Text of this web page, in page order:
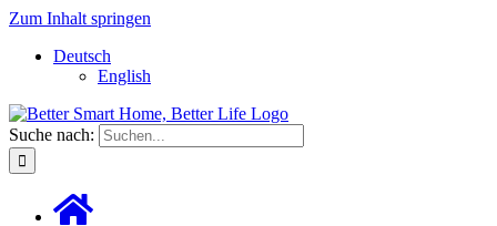
Zum Inhalt springen
Deutsch
English
Suche nach: